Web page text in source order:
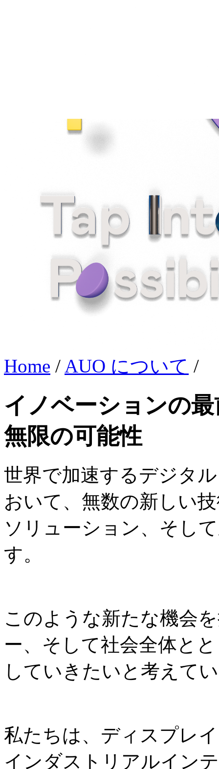
Home / AUO について /
イノベーションの
無限の可能性
世界で加速するデジタ
おいて、無数の新しい
ソリューション、そし
す。
このような新たな機会
ー、そして社会全体と
していきたいと考えて
私たちは、ディスプレ
インダストリアルイン